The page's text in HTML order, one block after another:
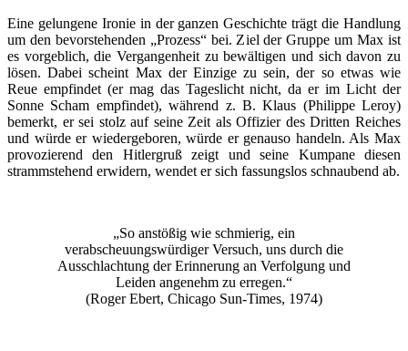
Eine gelungene Ironie in der ganzen Geschichte trägt die Handlung
um den bevorstehenden „Prozess“ bei. Ziel der Gruppe um Max ist
es vorgeblich, die Vergangenheit zu bewältigen und sich davon zu
lösen. Dabei scheint Max der Einzige zu sein, der so etwas wie
Reue empfindet (er mag das Tageslicht nicht, da er im Licht der
Sonne Scham empfindet), während z. B. Klaus (Philippe Leroy)
bemerkt, er sei stolz auf seine Zeit als Offizier des Dritten Reiches
und würde er wiedergeboren, würde er genauso handeln. Als Max
provozierend den Hitlergruß zeigt und seine Kumpane diesen
strammstehend erwidern, wendet er sich fassungslos schnaubend ab.
„So anstößig wie schmierig, ein
verabscheuungswürdiger Versuch, uns durch die
Ausschlachtung der Erinnerung an Verfolgung und
Leiden angenehm zu erregen.“
(Roger Ebert, Chicago Sun-Times, 1974)